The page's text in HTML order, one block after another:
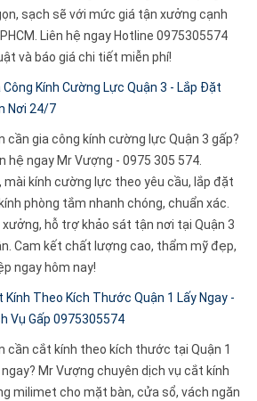
sạch sẽ với mức giá tận xưởng cạnh
Liên hệ ngay Hotline 0975305574
và báo giá chi tiết miễn phí!
Công Kính Cường Lực Quận 3 - Lắp Đặt
Nơi 24/7
cần gia công kính cường lực Quận 3 gấp?
hệ ngay Mr Vượng - 0975 305 574.
mài kính cường lực theo yêu cầu, lắp đặt
phòng tắm nhanh chóng, chuẩn xác.
xưởng, hỗ trợ khảo sát tận nơi tại Quận 3
Cam kết chất lượng cao, thẩm mỹ đẹp,
ngay hôm nay!
Kính Theo Kích Thước Quận 1 Lấy Ngay -
Vụ Gấp 0975305574
cần cắt kính theo kích thước tại Quận 1
ngay? Mr Vượng chuyên dịch vụ cắt kính
milimet cho mặt bàn, cửa sổ, vách ngăn